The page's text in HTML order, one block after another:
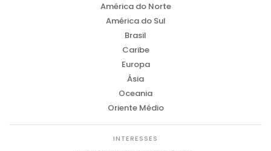
América do Norte
América do Sul
Brasil
Caribe
Europa
Ásia
Oceania
Oriente Médio
INTERESSES